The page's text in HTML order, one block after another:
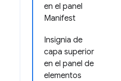
en el panel
Manifest
Insignia de
capa superior
en el panel de
elementos